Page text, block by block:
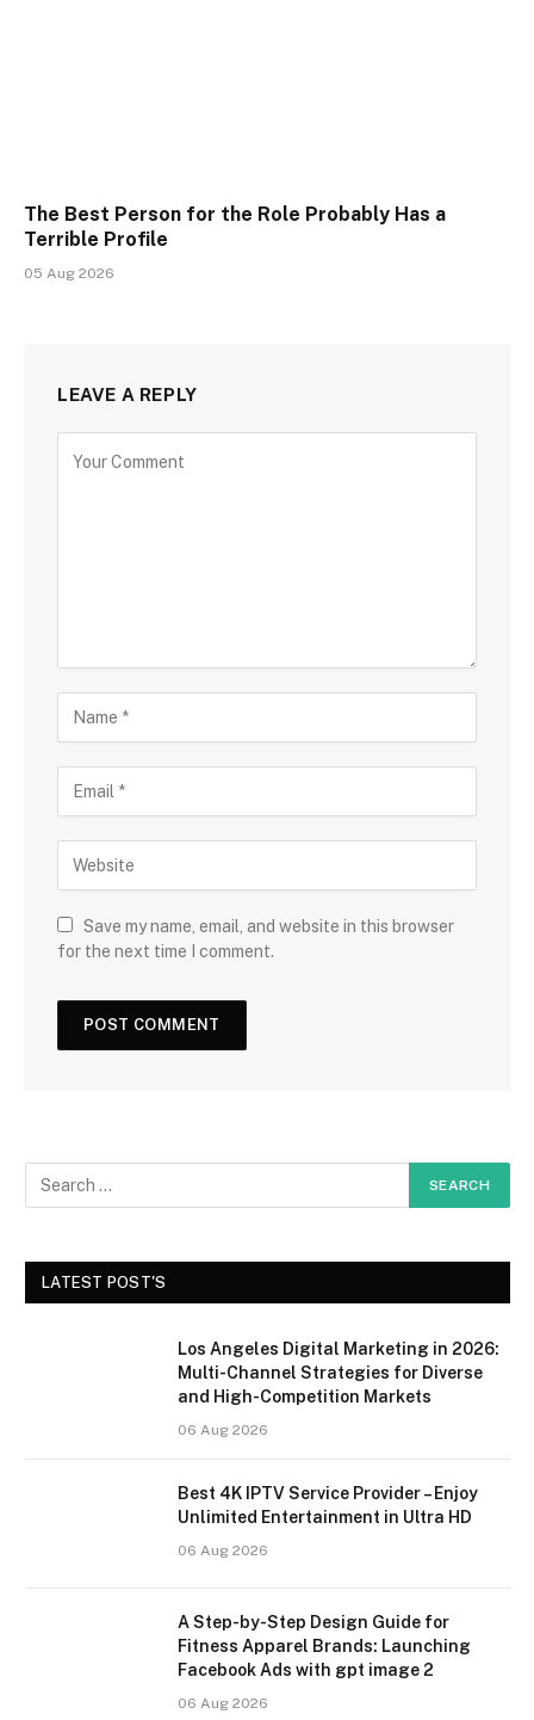
The Best Person for the Role Probably Has a
Terrible Profile
05 Aug 2026
LEAVE A REPLY
Save my name, email, and website in this browser
for the next time I comment.
LATEST POST'S
Los Angeles Digital Marketing in 2026:
Multi-Channel Strategies for Diverse
and High-Competition Markets
06 Aug 2026
Best 4K IPTV Service Provider – Enjoy
Unlimited Entertainment in Ultra HD
06 Aug 2026
A Step-by-Step Design Guide for
Fitness Apparel Brands: Launching
Facebook Ads with gpt image 2
06 Aug 2026